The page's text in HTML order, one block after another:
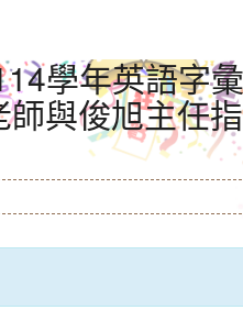
學年英語字
與俊旭主任指